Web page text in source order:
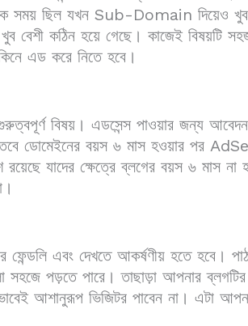
এক সময় ছিল যখন Sub-Domain দিয়েও
বেশী কঠিন হয়ে গেছে। কাজেই বিষয়টি
এড করে নিতে হবে।
বিষয়। এডসেন্স পাওয়ার জন্য
ডোমেইনের বয়স ৬ মাস হওয়ার পর
যাদের ক্ষেত্রে ব্লগের বয়স ৬ মাস না
এবং দেখতে আকর্ষণীয় হতে হবে।
সহজে পড়তে পারে। তাছাড়া আপনার
আশানুরূপ ভিজিটর পাবেন না। এটা